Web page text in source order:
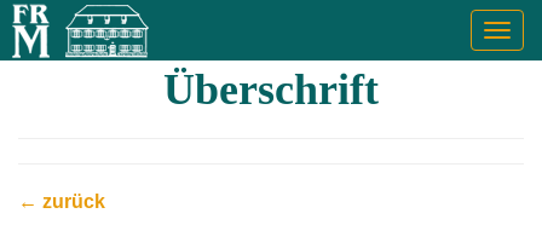
Überschrift
← zurück